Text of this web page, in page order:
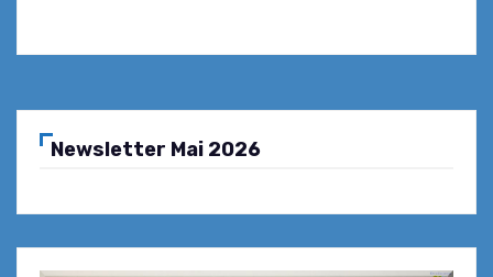
Newsletter Mai 2026